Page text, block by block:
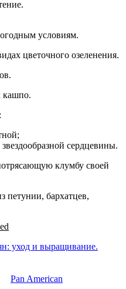
условиям.
цветочного озеленения.
кашпо.
сердцевины.
клумбу своей
петунии, бархатцев,
уход и выращивание.
Pan American